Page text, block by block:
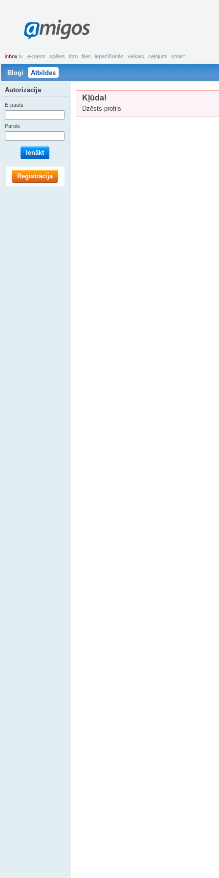
amigos
inbox .lv e-pasts spēles foto files iepazīšanās veikals ceļojumi smart
Blogi Atbildes
Kļūda!
Dzēsts profils
Autorizācija
E-pasts
Parole
Ienākt
Reģistrācija